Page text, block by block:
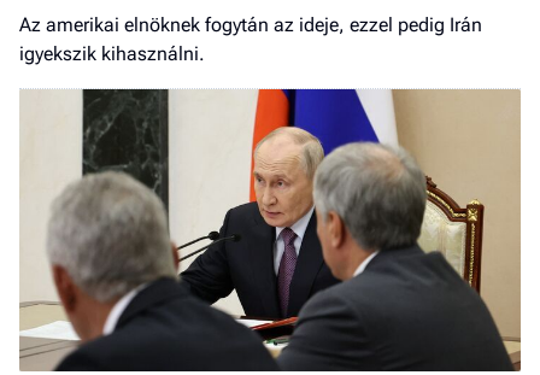
Az amerikai elnöknek fogytán az ideje, ezzel pedig Irán
igyekszik kihasználni.